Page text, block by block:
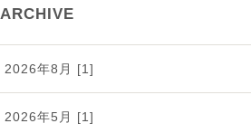
ARCHIVE
2026年8月 [1]
2026年5月 [1]